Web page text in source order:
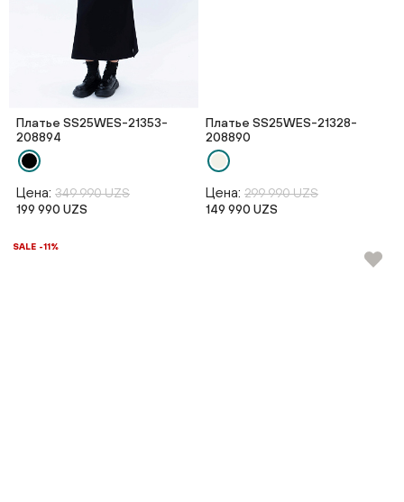
Платье SS25WES-21353-
208894
Цена: 349 990 UZS
199 990 UZS
Платье SS25WES-21328-
208890
Цена: 299 990 UZS
149 990 UZS
SALE -11%